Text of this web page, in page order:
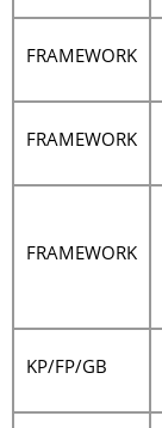
FRAMEWORK
FRAMEWORK
FRAMEWORK
KP/FP/GB